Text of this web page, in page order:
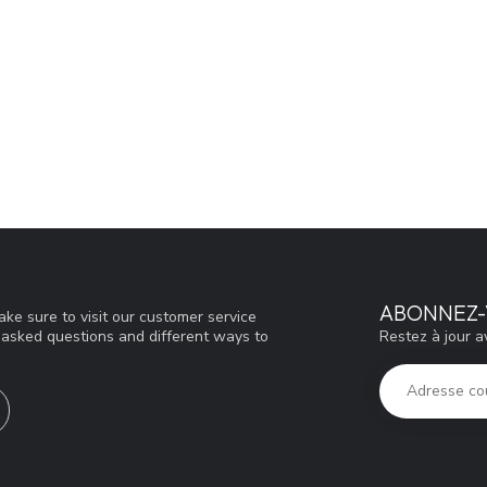
sure to visit our customer service
questions and different ways to
Restez à jour